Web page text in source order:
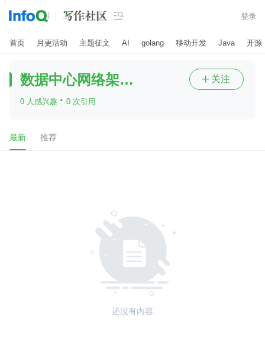
 登录
首页 月更活动 主题征文 AI golang 移动开发 Java 开源
数据中心网络架构sdn
0 人感兴趣 · 0 次引用
 关注
最新 推荐
还没有内容